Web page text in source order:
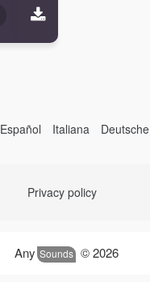
Español Italiana Deutsche
Privacy policy
Any Sounds © 2026